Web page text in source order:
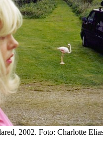
2002. Foto: Charlotte